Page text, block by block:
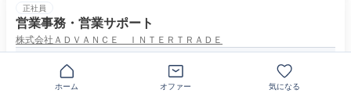
正社員
営業事務・営業サポート
株式会社ＡＤＶＡＮＣＥ ＩＮＴＥＲＴＲＡＤＥ
目"として立ち上げるポジシ...
ホーム オファー 気になる